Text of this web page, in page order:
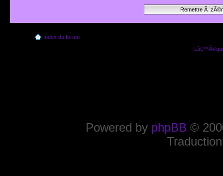
Index du forum
Powered by phpBB ©